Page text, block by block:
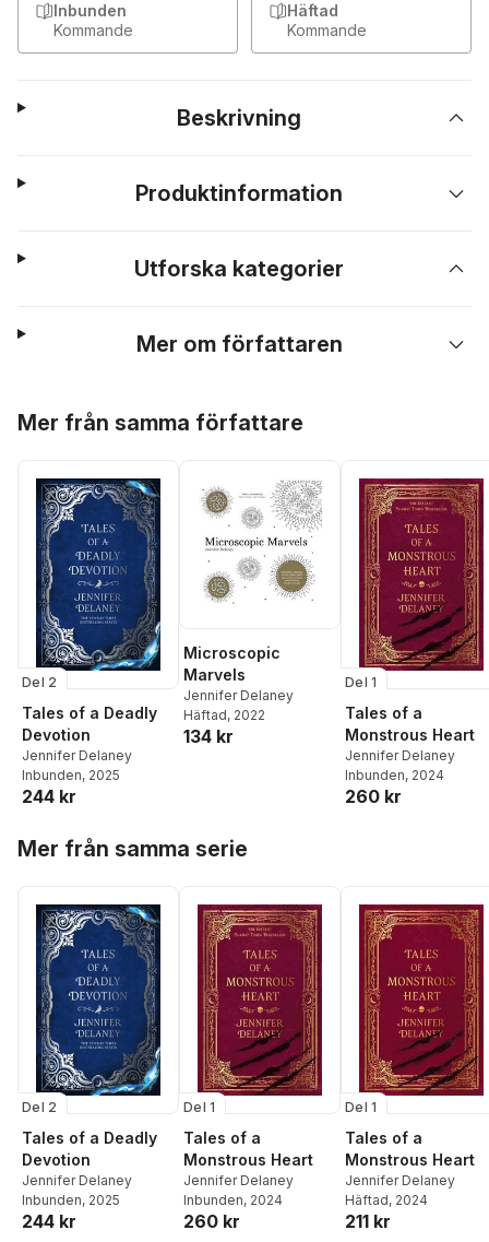
Inbunden
Kommande
Häftad
Kommande
Beskrivning
Produktinformation
Utforska kategorier
Mer om författaren
Mer från samma författare
Del 2
Tales of a Deadly
Devotion
Jennifer Delaney
Inbunden, 2025
244 kr
Microscopic
Marvels
Jennifer Delaney
Häftad, 2022
134 kr
Del 1
Tales of a
Monstrous Heart
Jennifer Delaney
Inbunden, 2024
260 kr
Mer från samma serie
Del 2
Tales of a Deadly
Devotion
Jennifer Delaney
Inbunden, 2025
244 kr
Del 1
Tales of a
Monstrous Heart
Jennifer Delaney
Inbunden, 2024
260 kr
Del 1
Tales of a
Monstrous Heart
Jennifer Delaney
Häftad, 2024
211 kr